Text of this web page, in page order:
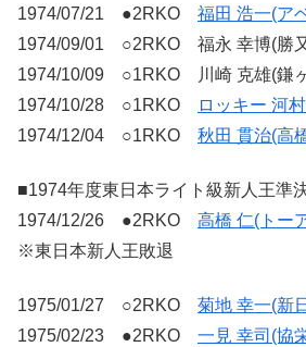
1974/07/21 ●2RKO 福田 浩一(ア
1974/09/01 ○2RKO 福永 幸博(勝
1974/10/09 ○1RKO 川崎 克雄(鎌
1974/10/28 ○1RKO
ロッキー 河
1974/12/04 ○1RKO 秋田 貫治(高
■1974年度東日本ライト級新人王準
1974/12/26 ●2RKO 高橋 仁(トー
※東日本新人王敗退
1975/01/27 ○2RKO 菊地 幸一(新
1975/02/23 ●2RKO 一見 幸司(協